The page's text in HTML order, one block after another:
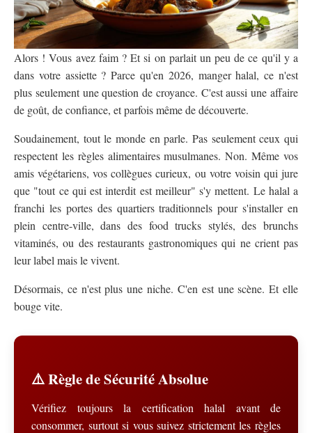
Alors ! Vous avez faim ? Et si on parlait un peu de ce qu'il y a
dans votre assiette ? Parce qu'en 2026, manger halal, ce n'est
plus seulement une question de croyance. C'est aussi une affaire
de goût, de confiance, et parfois même de découverte.
Soudainement, tout le monde en parle. Pas seulement ceux qui
respectent les règles alimentaires musulmanes. Non. Même vos
amis végétariens, vos collègues curieux, ou votre voisin qui jure
que "tout ce qui est interdit est meilleur" s'y mettent. Le halal a
franchi les portes des quartiers traditionnels pour s'installer en
plein centre-ville, dans des food trucks stylés, des brunchs
vitaminés, ou des restaurants gastronomiques qui ne crient pas
leur label mais le vivent.
Désormais, ce n'est plus une niche. C'en est une scène. Et elle
bouge vite.
⚠️ Règle de Sécurité Absolue
Vérifiez toujours la certification halal avant de
consommer, surtout si vous suivez strictement les règles